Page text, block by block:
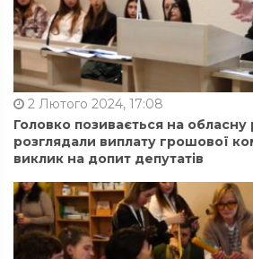
2 Лютого 2024, 17:08
Головко позивається на обласну
розглядали виплату грошової
виклик на допит депутатів